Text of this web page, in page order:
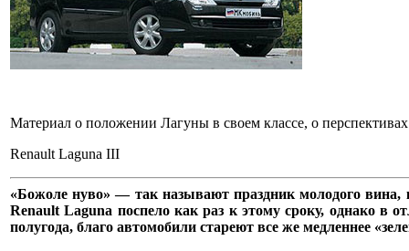
Материал о положении Лагуны в своем классе, о
Renault Laguna III
«Божоле нуво» — так называют праздник молодого вина,
Renault Laguna поспело как раз к этому сроку, однако
полугода, благо автомобили стареют все же медленнее